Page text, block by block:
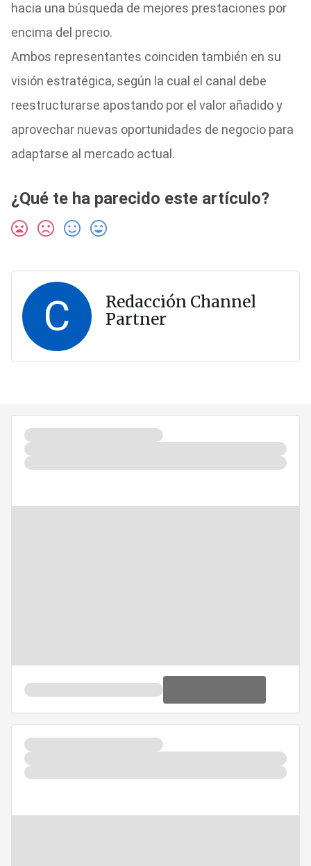
hacia una búsqueda de mejores prestaciones por
encima del precio.
Ambos representantes coinciden también en su
visión estratégica, según la cual el canal debe
reestructurarse apostando por el valor añadido y
aprovechar nuevas oportunidades de negocio para
adaptarse al mercado actual.
¿Qué te ha parecido este artículo?
C
Redacción Channel
Partner